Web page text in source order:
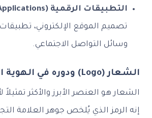
التطبيقات الرقمية (Digital Applications):
تصميم الموقع الإلكتروني،
وسائل التواصل الاجتماعي.
الشعار (Logo) ودوره في الهوية البصرية
الشعار هو العنصر الأبرز والأكثر
إنه الرمز الذي يُلخص جوهر العلامة